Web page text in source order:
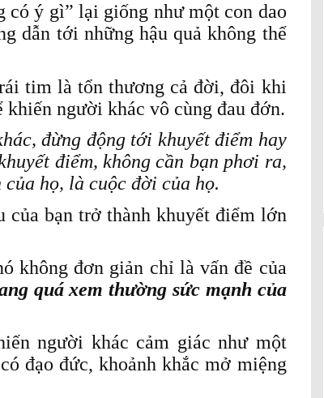
ý gì” lại giống như một con dao
dẫn tới những hậu quả không thể
tim là tổn thương cả đời, đôi khi
người khác vô cùng đau đớn.
đừng động tới khuyết điểm hay
điểm, không cần bạn phơi ra,
họ, là cuộc đời của họ.
của bạn trở thành khuyết điểm lớn
không đơn giản chỉ là vấn đề của
quá xem thường sức mạnh của
người khác cảm giác như một
đạo đức, khoảnh khắc mở miệng